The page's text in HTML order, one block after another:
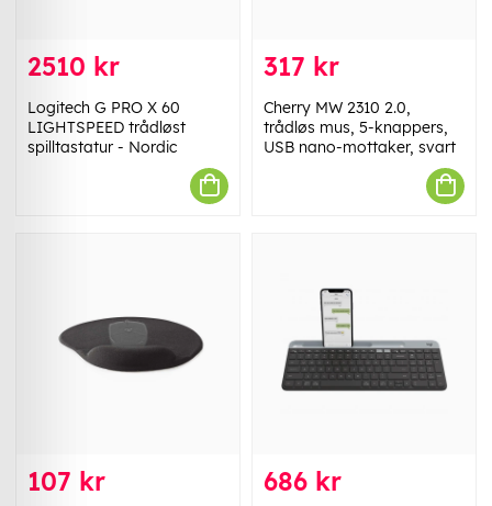
2510 kr
Logitech G PRO X 60
LIGHTSPEED trådløst
spilltastatur - Nordic
317 kr
Cherry MW 2310 2.0,
trådløs mus, 5-knappers,
USB nano-mottaker, svart
107 kr 686 kr